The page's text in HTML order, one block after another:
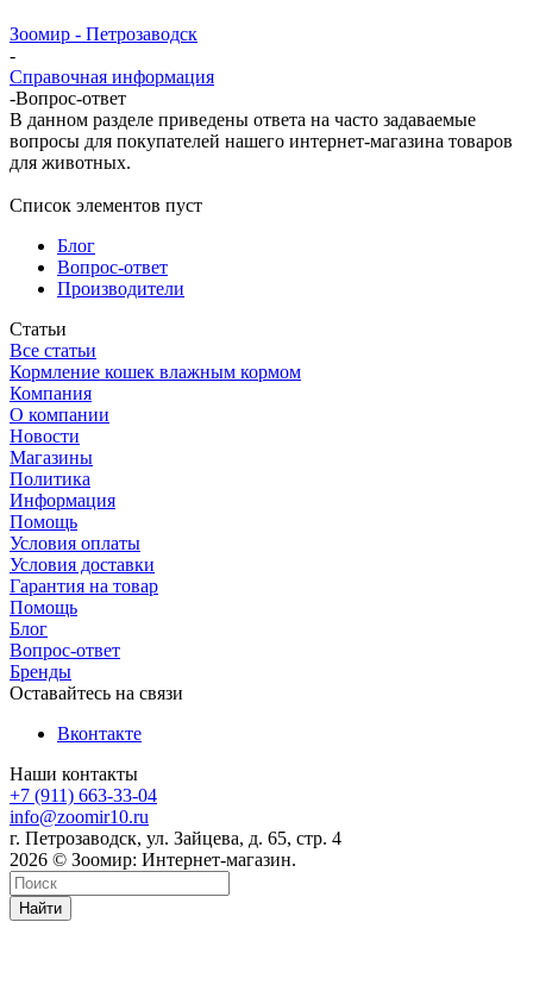
Зоомир - Петрозаводск
-
Справочная информация
-Вопрос-ответ
В данном разделе приведены ответа на часто задаваемые
вопросы для покупателей нашего интернет-магазина товаров
для животных.
Список элементов пуст
Блог
Вопрос-ответ
Производители
Статьи
Все статьи
Кормление кошек влажным кормом
Компания
О компании
Новости
Магазины
Политика
Информация
Помощь
Условия оплаты
Условия доставки
Гарантия на товар
Помощь
Блог
Вопрос-ответ
Бренды
Оставайтесь на связи
Вконтакте
Наши контакты
+7 (911) 663-33-04
info@zoomir10.ru
г. Петрозаводск, ул. Зайцева, д. 65, стр. 4
2026 © Зоомир: Интернет-магазин.
Найти